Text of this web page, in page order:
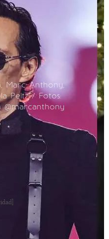
Marc Anthony,
Peltz / Fotos:
@marcanthony